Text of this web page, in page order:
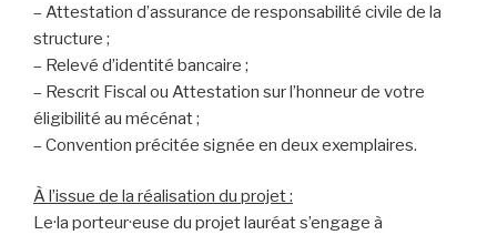
– Attestation d’assurance de responsabilité civile de la
structure ;
– Relevé d’identité bancaire ;
– Rescrit Fiscal ou Attestation sur l’honneur de votre
éligibilité au mécénat ;
– Convention précitée signée en deux exemplaires.
À l’issue de la réalisation du projet :
Le·la porteur·euse du projet lauréat s’engage à